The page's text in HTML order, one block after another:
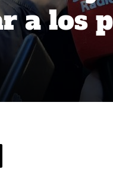
a los